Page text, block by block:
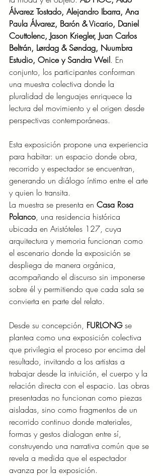
Álvarez Tostado, Alejandro Ibarra, Ana
Paula Álvarez, Barón & Vicario, Daniel
Couttolenc, Jason Kriegler, Juan Carlos
Beltrán, Lørdag & Søndag, Nuumbra
Estudio, Onice y Sandra Weil. En
conjunto, los participantes conforman
una muestra colectiva donde la
pluralidad de lenguajes enriquece la
lectura del movimiento y el origen desde
perspectivas contemporáneas.
Esta exposición propone una experiencia
para habitar: un espacio donde obra,
recorrido y espectador se encuentran,
generando un diálogo íntimo entre el arte
y quien lo transita.
La muestra se presenta en Casa Rosa
Polanco, una residencia histórica
ubicada en Aristóteles 127, cuya
arquitectura y memoria funcionan como
el escenario donde la exposición se
despliega de manera orgánica,
acompañando el discurso sin imponerse
sobre él y permitiendo que cada sala se
convierta en parte del relato.
Desde su concepción, FURLONG se
plantea como una exposición colectiva
que privilegia el proceso por encima del
resultado, invitando a los artistas a
trabajar desde la intuición, el cuerpo y la
relación directa con el espacio. Las obras
presentadas no funcionan como piezas
aisladas, sino como fragmentos de un
recorrido continuo donde materiales,
formas y gestos dialogan entre sí,
construyendo una narrativa común que se
revela a medida que el espectador
avanza por la exposición.